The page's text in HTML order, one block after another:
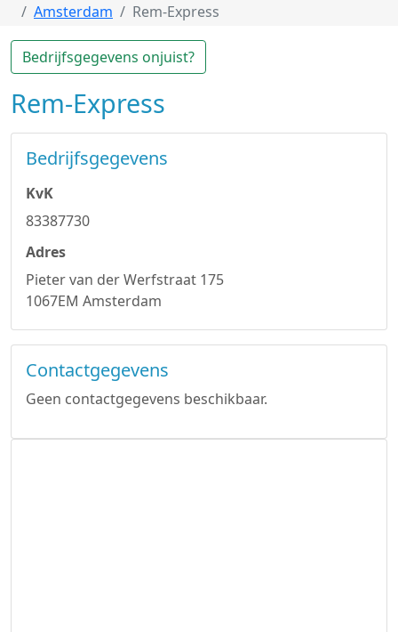
Amsterdam
Rem-Express
Bedrijfsgegevens onjuist?
Rem-Express
Bedrijfsgegevens
KvK
83387730
Adres
Pieter van der Werfstraat 175
1067EM Amsterdam
Contactgegevens
Geen contactgegevens beschikbaar.